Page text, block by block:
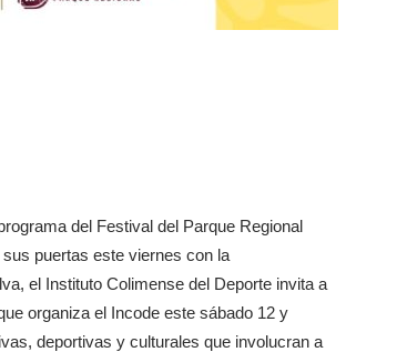
del Festival del Parque Regional
sus puertas este viernes con la
el Instituto Colimense del Deporte invita a
organiza el Incode este sábado 12 y
deportivas y culturales que involucran a